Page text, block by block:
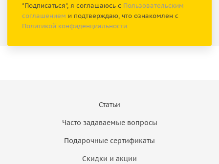
"Подписаться", я соглашаюсь с Пользовательским
соглашением и подтверждаю, что ознакомлен с
Политикой конфиденциальности
Статьи
Часто задаваемые вопросы
Подарочные сертификаты
Скидки и акции